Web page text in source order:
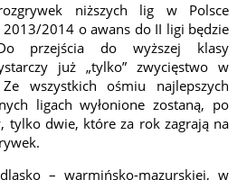
niższych lig w Polsce
2013/2014 o awans do II ligi będzie
przejścia do wyższej klasy
już „tylko” zwycięstwo w
wszystkich ośmiu najlepszych
ligach wyłonione zostaną, po
tylko dwie, które za rok zagrają na
– warmińsko-mazurskiej, w